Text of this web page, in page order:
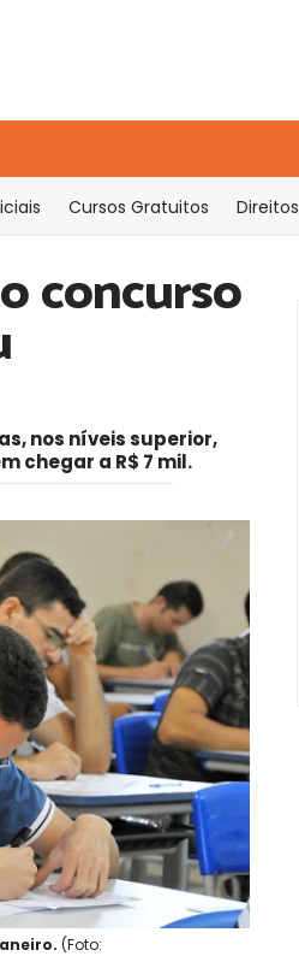
Cursos Gratuitos Direitos
concurso
nos níveis superior,
chegar a R$ 7 mil.
(Foto: